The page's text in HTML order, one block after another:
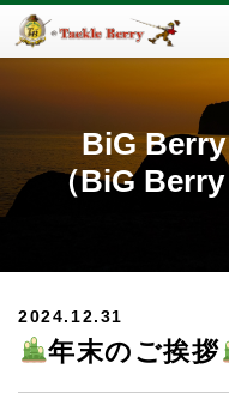
BiG
（BiG Berry
2024.12.31
年末のご挨拶